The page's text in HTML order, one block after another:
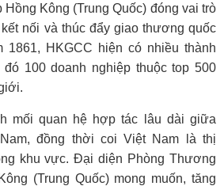
Kông (Trung Quốc) đóng vai trò
nối và thúc đẩy giao thương quốc
1861, HKGCC hiện có nhiều thành
100 doanh nghiệp thuộc top 500
mối quan hệ hợp tác lâu dài giữa
đồng thời coi Việt Nam là thị
khu vực. Đại diện Phòng Thương
(Trung Quốc) mong muốn, tăng